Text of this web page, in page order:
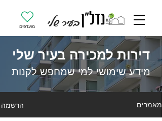
מועדפים
דירות למכירה בעיר שלי
מידע שימושי למי שמחפש לקנות
מאמרים הרשמה